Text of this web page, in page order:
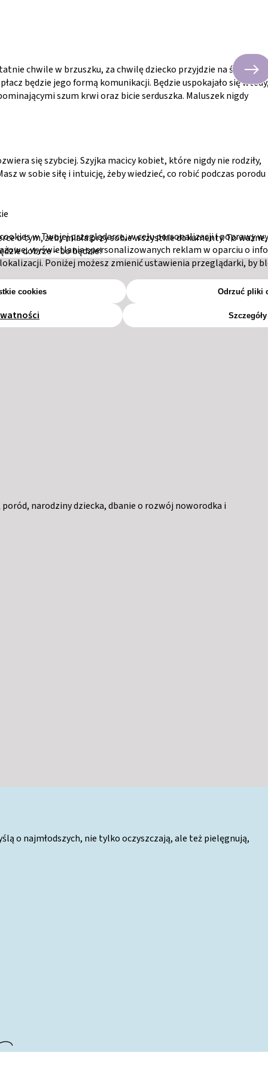
chwile w brzuszku, za chwilę dziecko przyjdzie na świat.
będzie jego formą komunikacji. Będzie uspokajało się
szum krwi oraz bicie serduszka. Maluszek nigdy
się szybciej. Szyjka macicy kobiet, które nigdy nie rodziły,
w sobie siłę i intuicję, żeby wiedzieć, co robić podczas porodu
o tym, żeby miała przy sobie wszystkie dokumenty. To ważne,
dobrze – bo będzie!
narodziny dziecka, dbanie o rozwój noworodka i
o najmłodszych, nie tylko oczyszczają, ale też pielęgnują,
w Twojej przeglądarce, w celu personalizacji i poprawy
wyświetlania spersonalizowanych reklam w oparciu o
Poniżej możesz zmienić ustawienia przeglądarki, by
cookies Odrzuć pliki
Szczegóły